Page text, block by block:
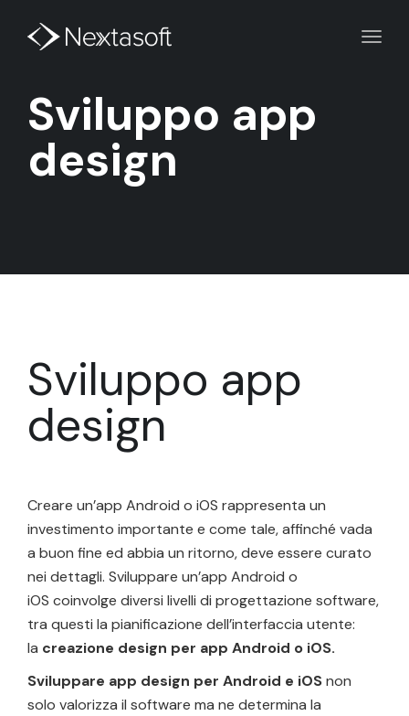
Sviluppo app
design
Sviluppo app
design
Creare un’app Android o iOS rappresenta un
investimento importante e come tale, affinché vada
a buon fine ed abbia un ritorno, deve essere curato
nei dettagli. Sviluppare un’app Android o
iOS coinvolge diversi livelli di progettazione software,
tra questi la pianificazione dell’interfaccia utente:
la creazione design per app Android o iOS.
Sviluppare app design per Android e iOSnon
solo valorizza il software ma ne determina la